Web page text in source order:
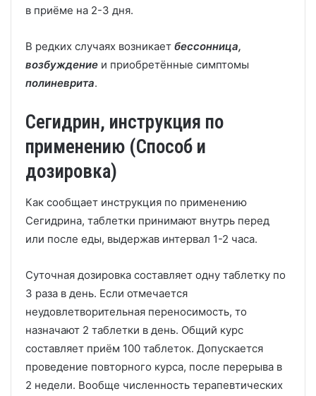
в приёме на 2-3 дня.
В редких случаях возникает бессонница,
возбуждение и приобретённые симптомы
полиневрита.
Сегидрин, инструкция по
применению (Способ и
дозировка)
Как сообщает инструкция по применению
Сегидрина, таблетки принимают внутрь перед
или после еды, выдержав интервал 1-2 часа.
Суточная дозировка составляет одну таблетку по
3 раза в день. Если отмечается
неудовлетворительная переносимость, то
назначают 2 таблетки в день. Общий курс
составляет приём 100 таблеток. Допускается
проведение повторного курса, после перерыва в
2 недели. Вообще численность терапевтических